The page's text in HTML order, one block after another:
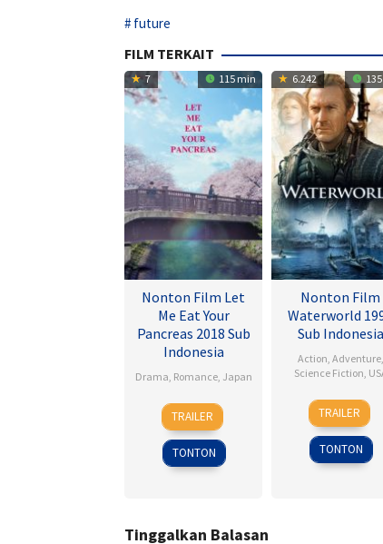
future
FILM TERKAIT
7 115 min
Nonton Film Let
Me Eat Your
Pancreas 2018 Sub
Indonesia
Drama Romance, Japan
28
Jul
2017
Sho
Tsukikawa
TRAILER
TONTON
6.242
Nonton Film
Waterworld
Sub Indonesia
Action Adventure,
Science Fiction
28
Jul
1995
Kevin
TRAILER
TONTON
Tinggalkan Balasan